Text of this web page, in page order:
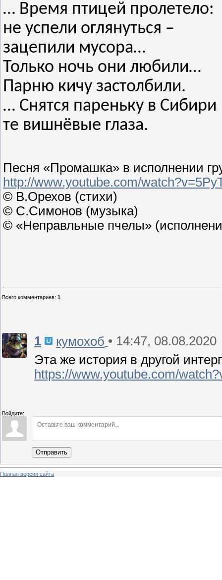
… Время птицей пролетело:
не успели оглянуться –
зацепили мусора…
Только ночь они любили…
Парню кичу застолбили.
… Снятся пареньку в Сибири
те вишнёвые глаза.
Песня «Промашка» в исполнении
http://www.youtube.com/
© В.Орехов (стихи)
© С.Симонов (музыка)
© «Неправльные пчелы»
Всего комментариев: 1
1 кумохоб • 14:47, 08.08.2020
Эта же история в другой
https://www.youtube.com/
Войдите:
Отправить
Полная версия сайта